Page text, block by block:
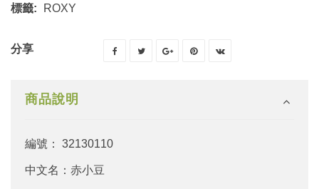
標籤: ROXY
分享
商品說明
編號： 32130110
中文名：赤小豆